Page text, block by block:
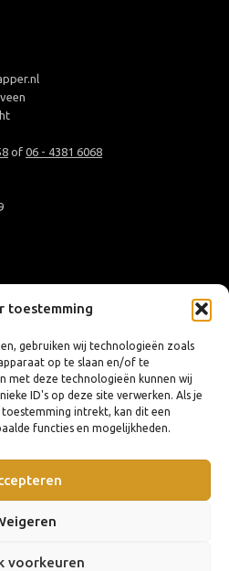
toestemming
gebruiken wij technologieën zoals
op te slaan en/of te
met deze technologieën kunnen wij
ID's op deze site verwerken. Als je
intrekt, kan dit een
functies en mogelijkheden.
voorkeuren
of 06 - 4381 6068